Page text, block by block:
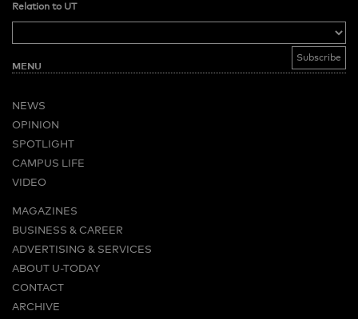
Relation to UT
MENU
NEWS
OPINION
SPOTLIGHT
CAMPUS LIFE
VIDEO
MAGAZINES
BUSINESS & CAREER
ADVERTISING & SERVICES
ABOUT U-TODAY
CONTACT
ARCHIVE